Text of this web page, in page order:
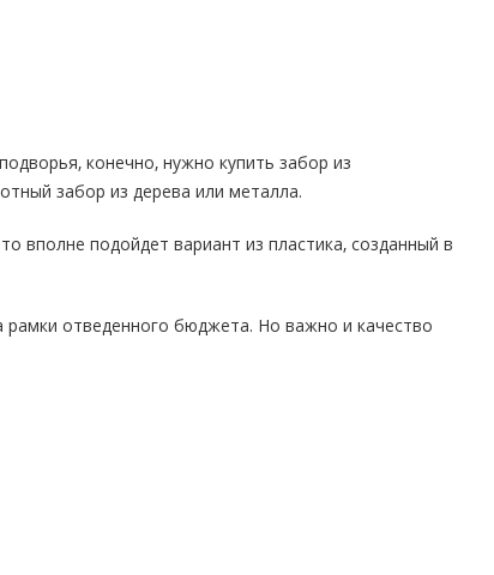
конечно, нужно купить забор из
забор из дерева или металла.
вполне подойдет вариант из пластика, созданный в
рамки отведенного бюджета. Но важно и качество